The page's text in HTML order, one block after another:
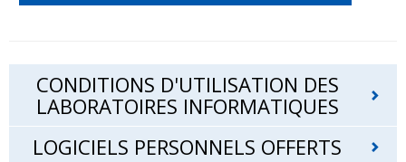
CONDITIONS D'UTILISATION DES
LABORATOIRES INFORMATIQUES
LOGICIELS PERSONNELS OFFERTS